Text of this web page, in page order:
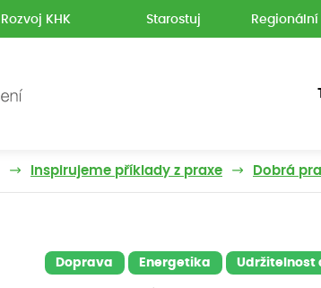
Rozvoj KHK Starostuj
Inspirujeme příklady z praxe Dobrá
Doprava Energetika Udržitelnost